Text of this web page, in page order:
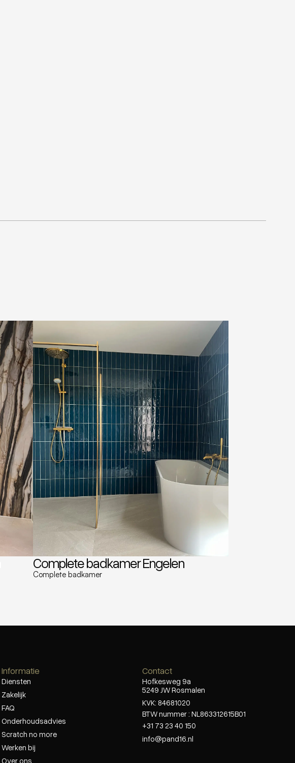
Complete badkamer Engelen
Complete badkamer
Informatie
Diensten
Zakelijk
FAQ
Onderhoudsadvies
Scratch no more
Werken bij
Over ons
Contact
Hofkesweg 9a
5249 JW Rosmalen
KVK: 84681020
BTW nummer : NL863312615B01
+31 73 23 40 150
info@pand16.nl